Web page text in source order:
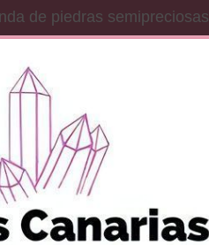
de piedras semipreciosas